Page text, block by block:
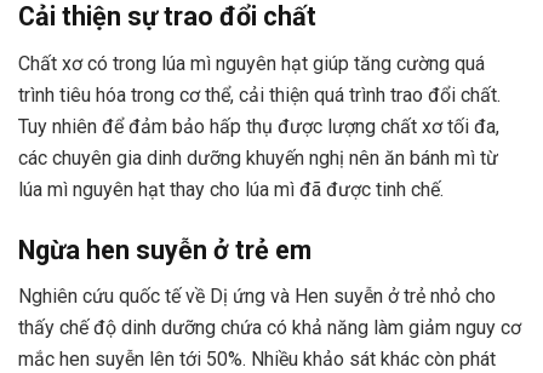
Cải thiện sự trao đổi chất
Chất xơ có trong lúa mì nguyên hạt giúp tăng cường quá
trình tiêu hóa trong cơ thể, cải thiện quá trình trao đổi chất.
Tuy nhiên để đảm bảo hấp thụ được lượng chất xơ tối đa,
các chuyên gia dinh dưỡng khuyến nghị nên ăn bánh mì từ
lúa mì nguyên hạt thay cho lúa mì đã được tinh chế.
Ngừa hen suyễn ở trẻ em
Nghiên cứu quốc tế về Dị ứng và Hen suyễn ở trẻ nhỏ cho
thấy chế độ dinh dưỡng chứa có khả năng làm giảm nguy cơ
mắc hen suyễn lên tới 50%. Nhiều khảo sát khác còn phát